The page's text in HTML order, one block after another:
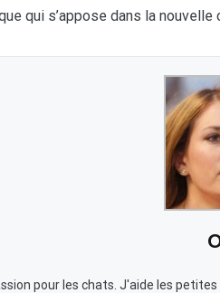
qui s’appose dans la nouvelle
pour les chats. J'aide les